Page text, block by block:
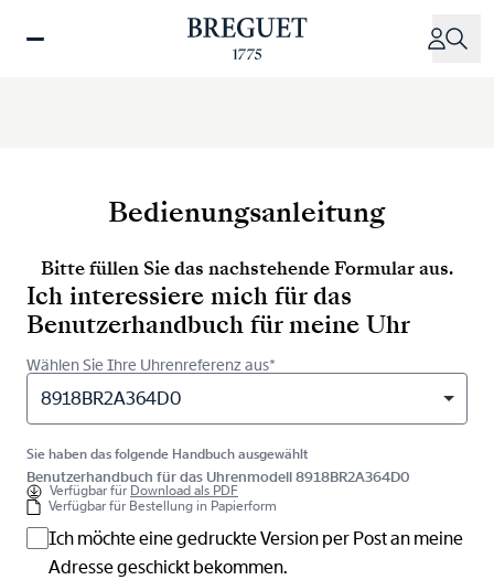
zum
Bedienungsanleitung
Bitte füllen Sie das nachstehende Formular aus.
Ich interessiere mich für das
Benutzerhandbuch für meine Uhr
Wählen Sie Ihre Uhrenreferenz aus*
8918BR2A364D0
Sie haben das folgende Handbuch ausgewählt
Benutzerhandbuch für das Uhrenmodell 8918BR2A364D0
Verfügbar für Download als PDF
Verfügbar für Bestellung in Papierform
Ich möchte eine gedruckte Version per Post an meine
Adresse geschickt bekommen.